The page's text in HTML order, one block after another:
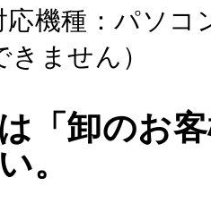
応機種：パソ
ません）
「卸のお
。